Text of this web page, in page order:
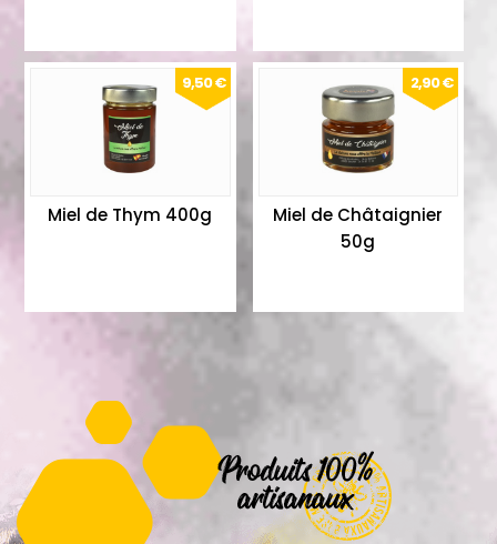
Miel de Thym 400g
9,50 €
Miel de Châtaignier
50g
2,90 €